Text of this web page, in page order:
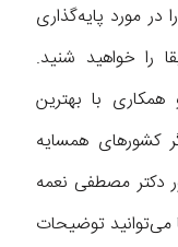
در مورد پایه‌گذاری
را خواهید شنید.
با بهترین
کشور‌های همسایه
مصطفی نعمه
توضیحات